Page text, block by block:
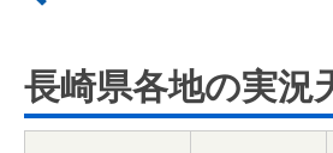
長崎県各地の実況